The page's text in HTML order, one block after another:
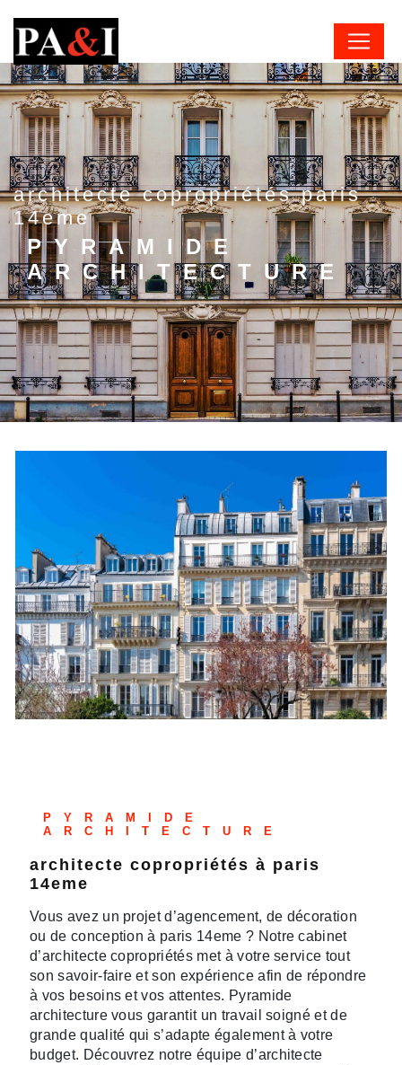
architecte copropriétés paris
14eme
PYRAMIDE
ARCHITECTURE
PYRAMIDE
ARCHITECTURE
architecte copropriétés à paris
14eme
Vous avez un projet d’agencement, de décoration
ou de conception à paris 14eme ? Notre cabinet
d’architecte copropriétés met à votre service tout
son savoir-faire et son expérience afin de répondre
à vos besoins et vos attentes. Pyramide
architecture vous garantit un travail soigné et de
grande qualité qui s’adapte également à votre
budget. Découvrez notre équipe d’architecte